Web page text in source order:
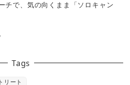
チで、気の向くまま「ソロキャン
Tags
リート